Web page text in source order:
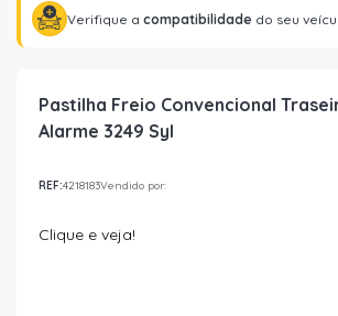
Verifique a compatibilidade do seu
Pastilha Freio Convencional
Alarme 3249 Syl
REF:4218183Vendido por:
Clique e veja!